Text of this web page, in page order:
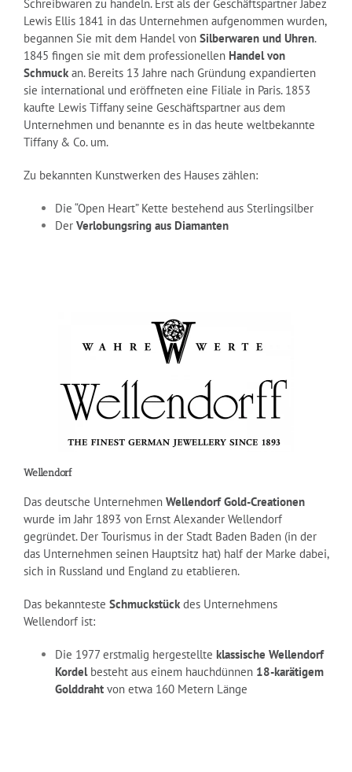
Schreibwaren zu handeln. Erst als der Geschäftspartner Jabez
Lewis Ellis 1841 in das Unternehmen aufgenommen wurden,
begannen Sie mit dem Handel von Silberwaren und Uhren.
1845 fingen sie mit dem professionellen Handel von
Schmuckan. Bereits 13 Jahre nach Gründung expandierten
sie international und eröffneten eine Filiale in Paris. 1853
kaufte Lewis Tiffany seine Geschäftspartner aus dem
Unternehmen und benannte es in das heute weltbekannte
Tiffany & Co. um.
Zu bekannten Kunstwerken des Hauses zählen:
Die “Open Heart” Kette bestehend aus Sterlingsilber
Der Verlobungsring aus Diamanten
Wellendorf
Das deutsche Unternehmen Wellendorf Gold-Creationen
wurde im Jahr 1893 von Ernst Alexander Wellendorf
gegründet. Der Tourismus in der Stadt Baden Baden (in der
das Unternehmen seinen Hauptsitz hat) half der Marke dabei,
sich in Russland und England zu etablieren.
Das bekannteste Schmuckstückdes Unternehmens
Wellendorf ist:
Die 1977 erstmalig hergestellte klassische Wellendorf
Kordelbesteht aus einem hauchdünnen 18-karätigem
Golddrahtvon etwa 160 Metern Länge